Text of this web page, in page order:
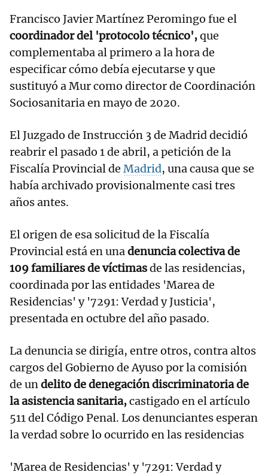
Francisco Javier Martínez Peromingo fue el
coordinador del 'protocolo técnico',que
complementaba al primero a la hora de
especificar cómo debía ejecutarse y que
sustituyó a Mur como director de Coordinación
Sociosanitaria en mayo de 2020.
El Juzgado de Instrucción 3 de Madrid decidió
reabrir el pasado 1 de abril, a petición de la
Fiscalía Provincial de Madrid, una causa que se
había archivado provisionalmente casi tres
años antes.
El origen de esa solicitud de la Fiscalía
Provincial está en unadenuncia colectiva de
109 familiares de víctimasde las residencias,
coordinada por las entidades 'Marea de
Residencias' y '7291: Verdad y Justicia',
presentada en octubre del año pasado.
La denuncia se dirigía, entre otros, contra altos
cargos del Gobierno de Ayuso por la comisión
de undelito de denegación discriminatoria de
la asistencia sanitaria,castigado en el artículo
511 del Código Penal. Los denunciantes esperan
la verdad sobre lo ocurrido en las residencias
'Marea de Residencias' y '7291: Verdad y